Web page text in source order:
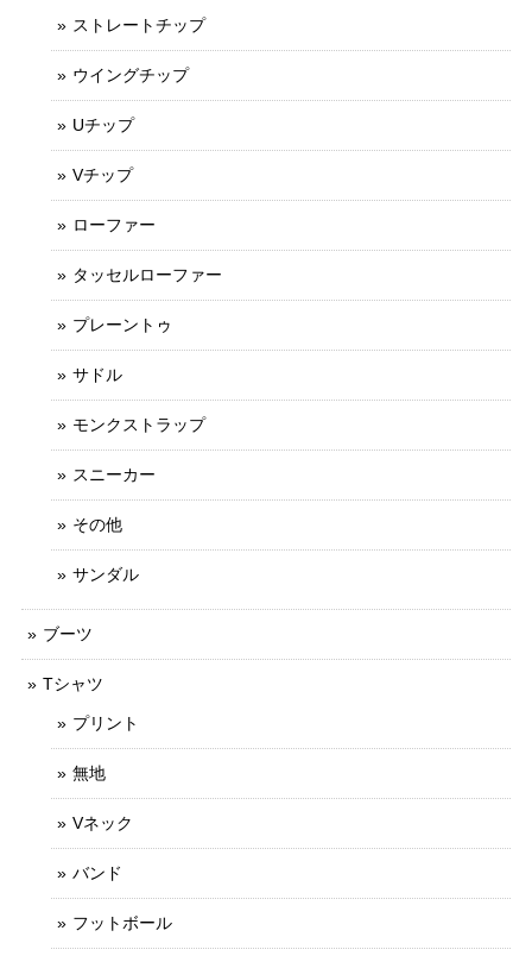
ストレートチップ
ウイングチップ
Uチップ
Vチップ
ローファー
タッセルローファー
プレーントゥ
サドル
モンクストラップ
スニーカー
その他
サンダル
ブーツ
Tシャツ
プリント
無地
Vネック
バンド
フットボール